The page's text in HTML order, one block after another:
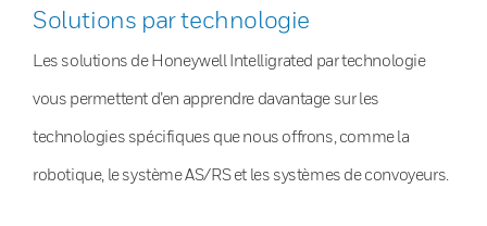
Solutions par technologie
Les solutions de Honeywell Intelligrated par technologie
vous permettent d’en apprendre davantage sur les
technologies spécifiques que nous offrons, comme la
robotique, le système AS/RS et les systèmes de convoyeurs.